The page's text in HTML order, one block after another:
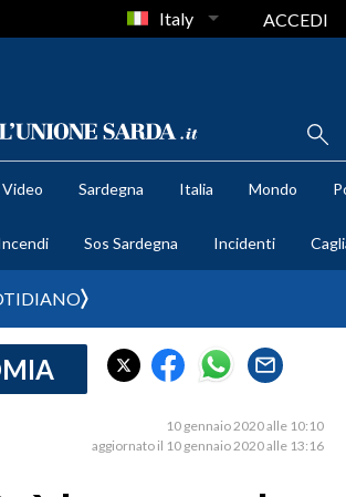
Italy ACCEDI
Video Sardegna Italia Mondo
Sos Sardegna Incidenti
10 gennaio 2020 alle 10:10
aggiornato il 10 gennaio 2020 alle 13:16